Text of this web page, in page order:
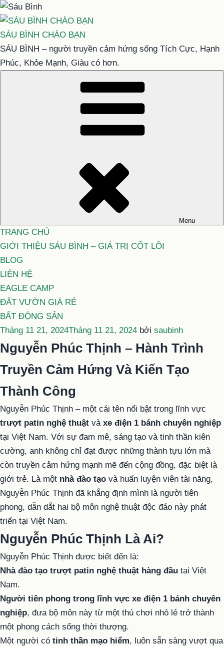
Chuyển
đến
phần
nội
dung
SÁU BÌNH CHÀO BẠN
SÁU BÌNH – người truyền cảm hứng sống Tích Cực, Hạnh
Phúc, Khỏe Mạnh, Giàu có hơn.
Menu
TRANG CHỦ
GIỚI THIỆU SÁU BÌNH – GIÁ TRỊ CỐT LÕI
BLOG
LIÊN HỆ
EAGLE CAMP
ĐẤT VƯỜN GIÁ RẺ
BẤT ĐỘNG SẢN
Đăng
trong
Tháng 11 21, 2024Tháng 11 21, 2024 bởi saubinh
Nguyễn Phúc Thịnh – Hành Trình
Truyền Cảm Hứng Và Kiến Tạo
Thành Công
Nguyễn Phúc Thịnh – một cái tên nổi bật trong lĩnh vực
trượt patin nghệ thuật và xe điện 1 bánh chuyên nghiệp
tại Việt Nam. Với sự đam mê, sáng tạo và tinh thần kiên
cường, anh không chỉ đạt được những thành tựu lớn mà
còn truyền cảm hứng mạnh mẽ đến cộng đồng, đặc biệt là
giới trẻ. Là một nhà đào tạo và huấn luyện viên tài năng,
Nguyễn Phúc Thịnh đã khẳng định mình là người tiên
phong, dẫn dắt hai bộ môn nghệ thuật độc đáo này phát
triển tại Việt Nam.
Nguyễn Phúc Thịnh Là Ai?
Nguyễn Phúc Thịnh được biết đến là:
Nhà đào tạo trượt patin nghệ thuật hàng đầu tại Việt
Nam.
Người tiên phong trong lĩnh vực xe điện 1 bánh chuyên
nghiệp, đưa bộ môn này từ một thú chơi nhỏ lẻ trở thành
một phong cách sống thời thượng.
Một người có tinh thần mạo hiểm, luôn sẵn sàng vượt qua